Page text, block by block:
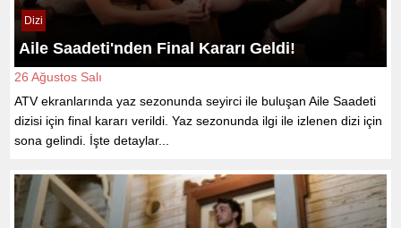
Dizi
Aile Saadeti'nden Final Kararı Geldi!
26 Ağustos Salı
ATV ekranlarında yaz sezonunda seyirci ile buluşan Aile Saadeti
dizisi için final kararı verildi. Yaz sezonunda ilgi ile izlenen dizi için
sona gelindi. İşte detaylar...